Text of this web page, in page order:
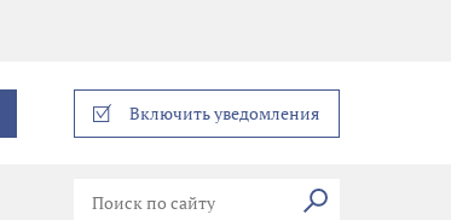
Включить уведомления
Искать